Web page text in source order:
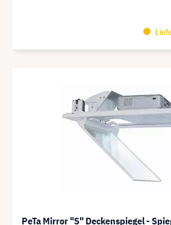
PeTa Mirror "S" Deckenspiegel -